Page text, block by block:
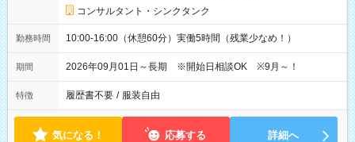
コンサルタント・シンクタンク
勤務時間 10:00-16:00（休憩60分）実働5時間（残業少なめ！）
期間 2026年09月01日～長期 ※開始日相談OK ※9月～！
特徴 履歴書不要 / 服装自由
気になる！ 応募する 詳細へ